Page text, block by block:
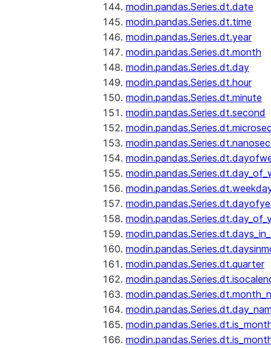
modin.pandas.Series.dt.date
modin.pandas.Series.dt.time
modin.pandas.Series.dt.year
modin.pandas.Series.dt.month
modin.pandas.Series.dt.day
modin.pandas.Series.dt.hour
modin.pandas.Series.dt.minute
modin.pandas.Series.dt.second
modin.pandas.Series.dt.quarter